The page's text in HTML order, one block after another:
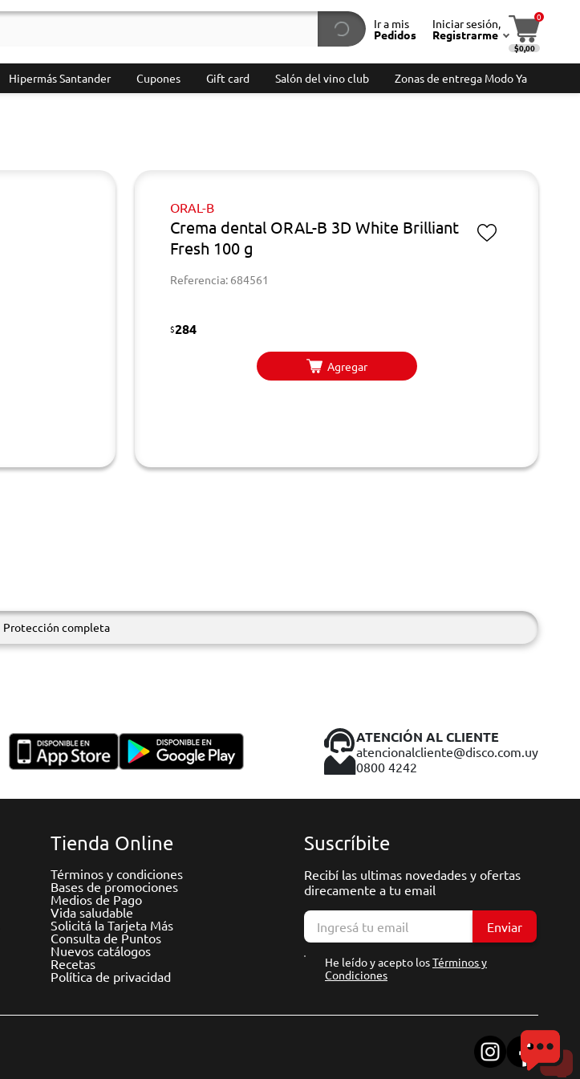
Ir a mis
Pedidos
Iniciar sesión,
Registrarme
0
$0,00
Hipermás Santander Cupones Gift card Salón del vino club Zonas de entrega Modo Ya
ORAL-B
Crema dental ORAL-B 3D White Brilliant
Fresh 100 g
Referencia: 684561
$284
Agregar
Protección completa
ATENCIÓN AL CLIENTE
atencionalcliente@disco.com.uy
0800 4242
Tienda Online
Términos y condiciones
Bases de promociones
Medios de Pago
Vida saludable
Solicitá la Tarjeta Más
Consulta de Puntos
Nuevos catálogos
Recetas
Política de privacidad
Suscríbite
Recibí las ultimas novedades y ofertas
direcamente a tu email
Enviar
He leído y acepto losTérminos y
Condiciones